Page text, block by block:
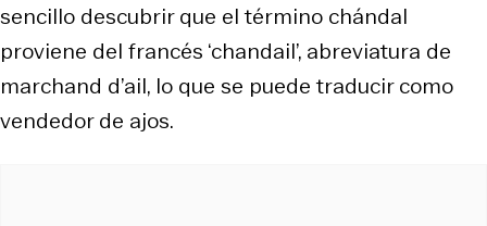
sencillo descubrir que el término chándal
proviene del francés ‘chandail’, abreviatura de
marchand d’ail, lo que se puede traducir como
vendedor de ajos.